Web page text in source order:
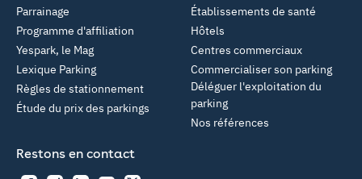
Établissements de santé
Hôtels
Centres commerciaux
Commercialiser son parking
Déléguer l'exploitation du
parking
Nos références
Parrainage
Programme d'affiliation
Yespark, le Mag
Lexique Parking
Règles de stationnement
Étude du prix des parkings
Restons en contact